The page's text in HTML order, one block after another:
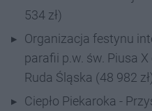
534 zł)
Organizacja festynu
parafii p.w. św. Piusa
Ruda Śląska (48 982
Ciepło Piekaroka -